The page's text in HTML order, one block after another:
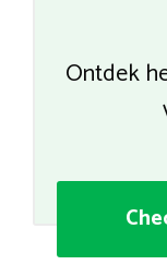
Ontdek